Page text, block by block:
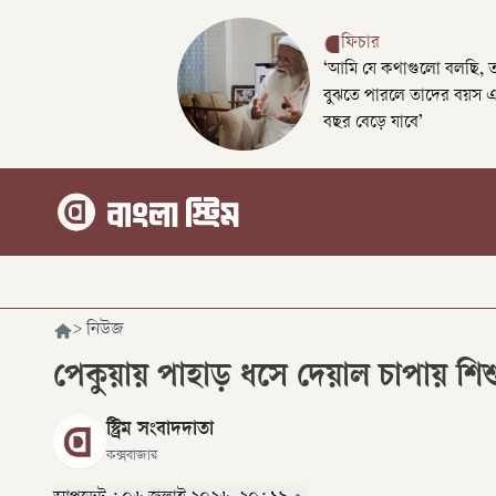
ফিচার
‘আমি যে কথাগুলো বলছি,
বুঝতে পারলে তাদের বয়স
বছর বেড়ে যাবে’
> নিউজ
পেকুয়ায় পাহাড় ধসে দেয়াল চাপায়
স্ট্রিম সংবাদদাতা
কক্সবাজার